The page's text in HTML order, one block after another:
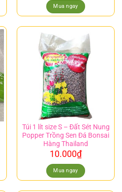
Mua ngay
Túi 1 lít size S – Đất Sét Nung
Popper Trồng Sen Đá Bonsai
Hàng Thailand
10.000₫
Mua ngay